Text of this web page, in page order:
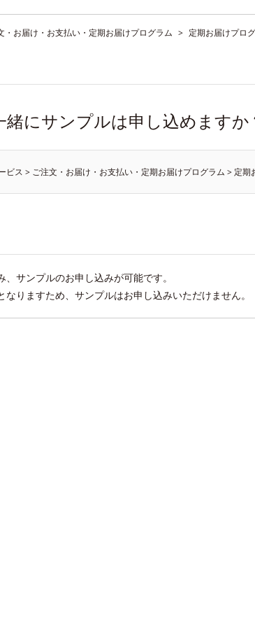
・お届け・お支払い・定期お届けプログラム > 定期お届けプロ
緒にサンプルは申し込めますか
ビス > ご注文・お届け・お支払い・定期お届けプログラム > 定期
サンプルのお申し込みが可能です。
りますため、サンプルはお申し込みいただけません。